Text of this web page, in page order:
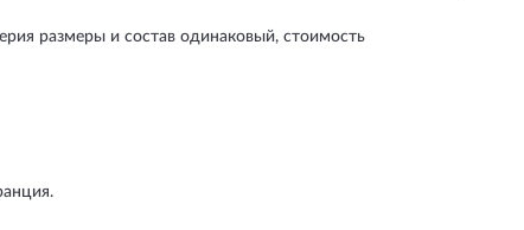
размеры и состав одинаковый, стоимость